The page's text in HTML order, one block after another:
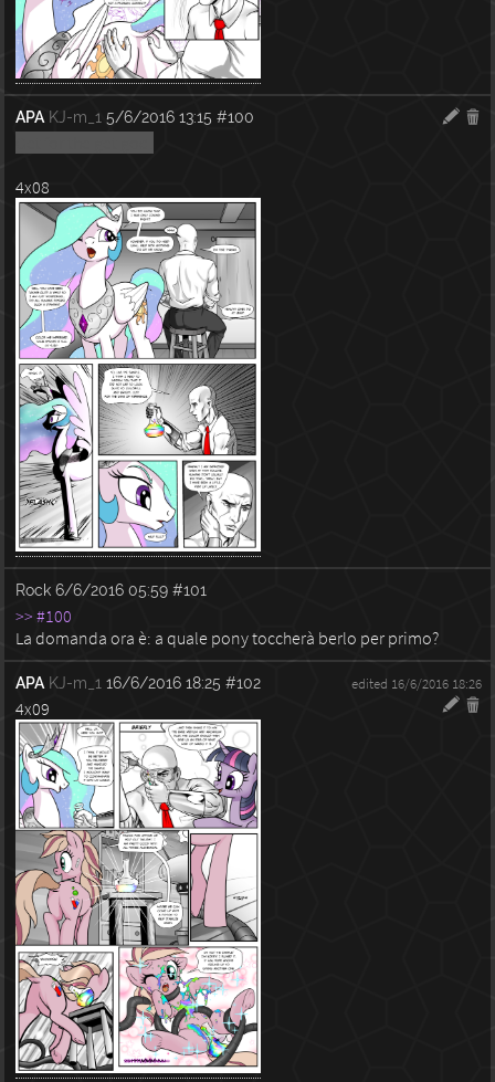
APA KJ-m_1 5/6/2016 13:15 #100
4x08
Rock 6/6/2016 05:59 #101
>> #100
La domanda ora è: a quale pony toccherà berlo per primo?
APA KJ-m_1 16/6/2016 18:25 #102 edited 16/6/2016 18:26
4x09